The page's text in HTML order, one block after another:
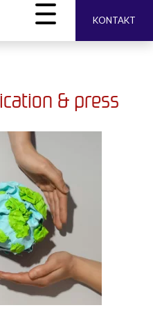
KONTAKT
& press